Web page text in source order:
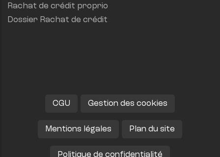
Rachat de crédit proprio
Dossier Rachat de crédit
CGU Gestion des cookies
Mentions légales Plan du site
Politique de confidentialité